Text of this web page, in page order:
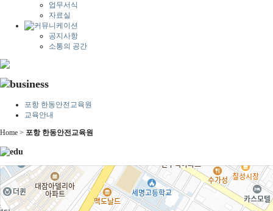
업무서식
자료실
공지사항
소통의 공간
포항 한동안전교육원
교육안내
Home > 포항 한동안전교육원